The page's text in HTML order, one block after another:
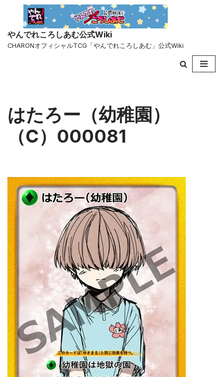
ン
テ
ッ
プ
やんでれころしあむ公式Wiki
CHARONオフィシャルTCG「やんでれころしあむ」公式Wiki
はたろー（幼稚園）
（C）000081